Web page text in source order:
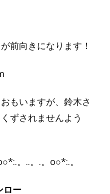
前向きになります！
もいますが、鈴木さ
ずされませんよう
。..。.。o○*:.。
ロー